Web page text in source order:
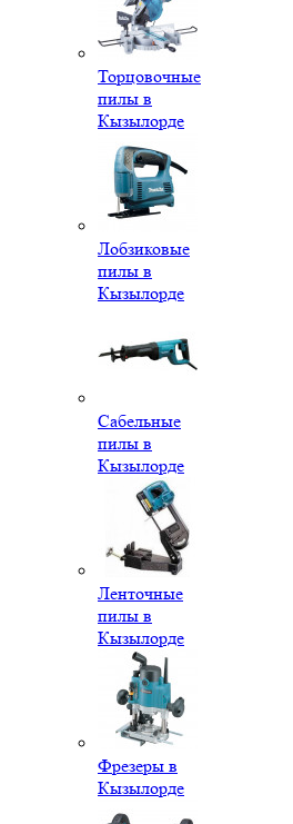
Торцовочные
пилы в
Кызылорде
Лобзиковые
пилы в
Кызылорде
Сабельные
пилы в
Кызылорде
Ленточные
пилы в
Кызылорде
Фрезеры в
Кызылорде